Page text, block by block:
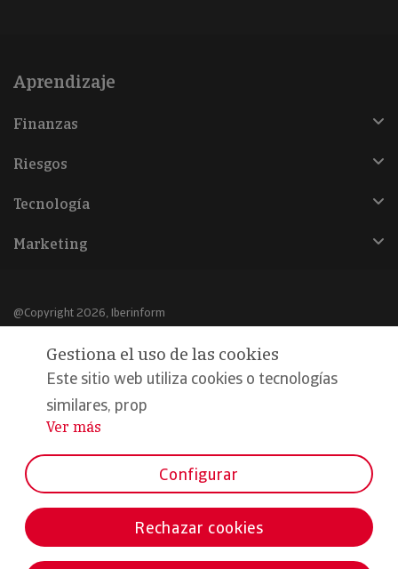
Aprendizaje
Finanzas
Riesgos
Tecnología
Marketing
@Copyright 2026, Iberinform
Aviso legal
Política de cookies
Declaración de privacidad
Formamos parte de:
Gestiona el uso de las cookies
Este sitio web utiliza cookies o tecnologías
similares, prop
...
Ver más
Configurar
Rechazar cookies